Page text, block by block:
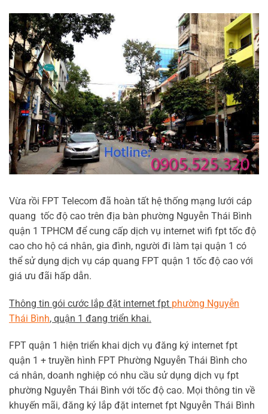
Vừa rồi FPT Telecom đã hoàn tất hệ thống mạng lưới cáp
quang tốc độ cao trên địa bàn phường Nguyễn Thái Bình
quận 1 TPHCM để cung cấp dịch vụ internet wifi fpt tốc độ
cao cho hộ cá nhân, gia đình, người đi làm tại quận 1 có
thể sử dụng dịch vụ cáp quang FPT quận 1 tốc độ cao với
giá ưu đãi hấp dẫn.
Thông tin gói cước lắp đặt internet fpt phường Nguyễn
Thái Bình, quận 1 đang triển khai.
FPT quận 1 hiện triển khai dịch vụ đăng ký internet fpt
quận 1 + truyền hình FPT Phường Nguyễn Thái Bình cho
cá nhân, doanh nghiệp có nhu cầu sử dụng dịch vụ fpt
phường Nguyễn Thái Bình với tốc độ cao. Mọi thông tin về
khuyến mãi, đăng ký lắp đặt internet fpt Nguyễn Thái Bình